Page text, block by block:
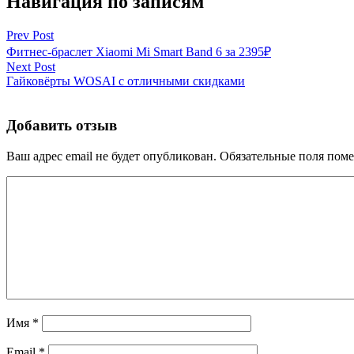
Prev Post
Фитнес-браслет Xiaomi Mi Smart Band 6 за 2395₽
Next Post
Гайковёрты WOSAI с отличными скидками
Добавить отзыв
Ваш адрес email не будет опубликован. Обязательные поля
Имя *